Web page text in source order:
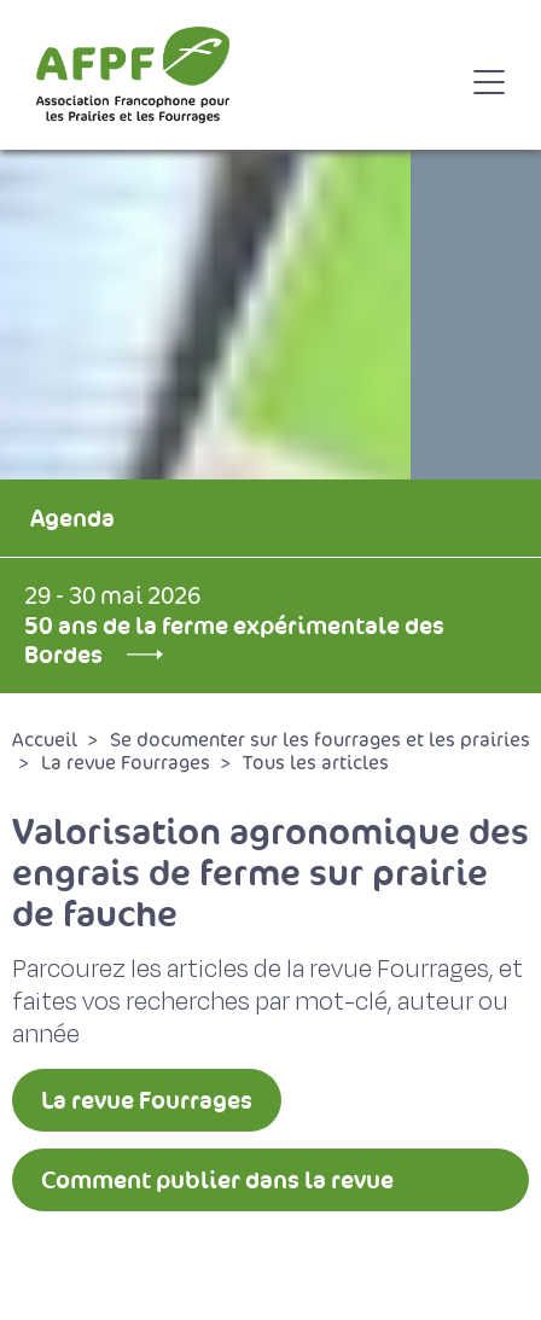
Agenda
29 - 30 mai 2026
50 ans de la ferme expérimentale des
Bordes
Accueil
Se documenter sur les fourrages et les prairies
La revue Fourrages
Tous les articles
Valorisation agronomique des
engrais de ferme sur prairie
de fauche
Parcourez les articles de la revue Fourrages, et
faites vos recherches par mot-clé, auteur ou
année
La revue Fourrages
Comment publier dans la revue